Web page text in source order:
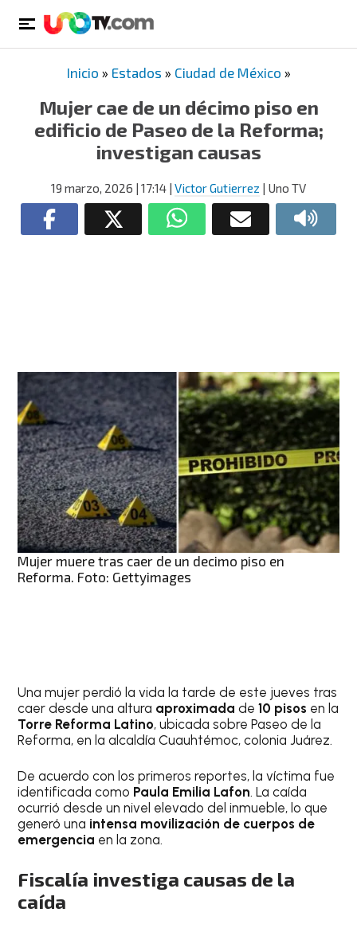
Inicio » Estados » Ciudad de México »
Mujer cae de un décimo piso en
edificio de Paseo de la Reforma;
investigan causas
19 marzo, 2026 | 17:14 | Victor Gutierrez | Uno TV
Mujer muere tras caer de un decimo piso en
Reforma. Foto: Gettyimages
Una mujer perdió la vida la tarde de este jueves tras
caer desde una altura aproximadade10 pisos en la
Torre Reforma Latino, ubicada sobre Paseo de la
Reforma, en la alcaldía Cuauhtémoc, colonia Juárez.
De acuerdo con los primeros reportes, la víctima fue
identificada como Paula Emilia Lafon. La caída
ocurrió desde un nivel elevado del inmueble, lo que
generó una intensa movilización de cuerpos de
emergencia en la zona.
Fiscalía investiga causas de la
caída